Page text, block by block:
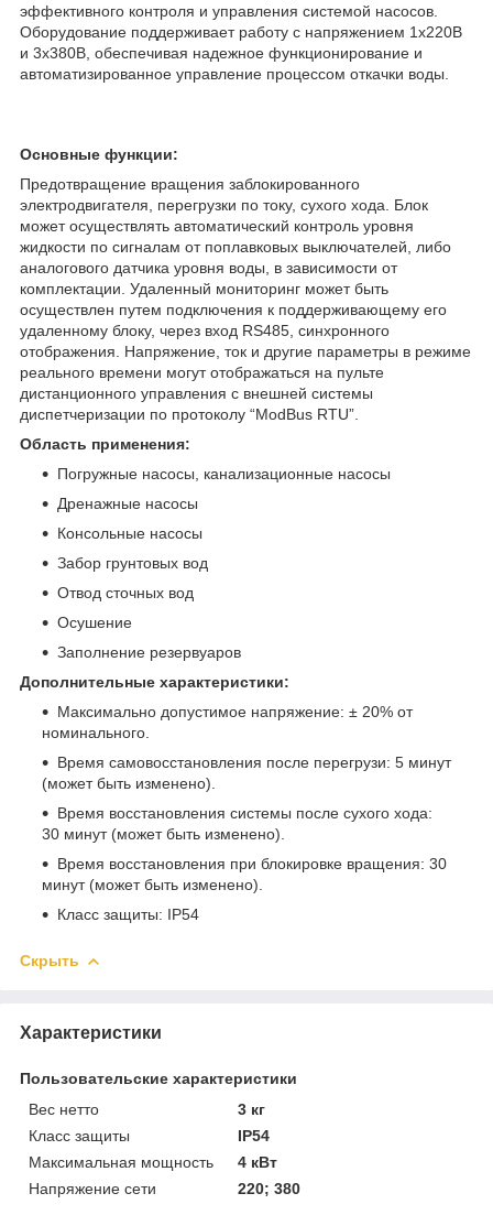
эффективного контроля и управления системой насосов.
Оборудование поддерживает работу с напряжением 1х220В
и 3х380В, обеспечивая надежное функционирование и
автоматизированное управление процессом откачки воды.
Основные функции:
Предотвращение вращения заблокированного
электродвигателя, перегрузки по току, сухого хода. Блок
может осуществлять автоматический контроль уровня
жидкости по сигналам от поплавковых выключателей, либо
аналогового датчика уровня воды, в зависимости от
комплектации. Удаленный мониторинг может быть
осуществлен путем подключения к поддерживающему его
удаленному блоку, через вход RS485, синхронного
отображения. Напряжение, ток и другие параметры в режиме
реального времени могут отображаться на пульте
дистанционного управления с внешней системы
диспетчеризации по протоколу “ModBus RTU”.
Область применения:
Погружные насосы, канализационные насосы
Дренажные насосы
Консольные насосы
Забор грунтовых вод
Отвод сточных вод
Осушение
Заполнение резервуаров
Дополнительные характеристики:
Максимально допустимое напряжение: ± 20% от
номинального.
Время самовосстановления после перегрузи: 5 минут
(может быть изменено).
Время восстановления системы после сухого хода:
30 минут (может быть изменено).
Время восстановления при блокировке вращения: 30
минут (может быть изменено).
Класс защиты: IP54
Скрыть
Характеристики
Пользовательские характеристики
Вес нетто
3 кг
Класс защиты
IP54
Максимальная мощность
4 кВт
Напряжение сети
220; 380